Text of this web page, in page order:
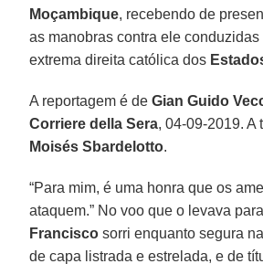
Moçambique, recebendo de
as manobras contra ele
extrema direita católica dos
A reportagem é deGian Guido
Corriere della Sera, 04-09-2019. A
Moisés Sbardelotto.
“Para mim, é uma honra que os
ataquem.” No voo que o levava para
Francisco sorri enquanto segura
de capa listrada e estrelada, e de